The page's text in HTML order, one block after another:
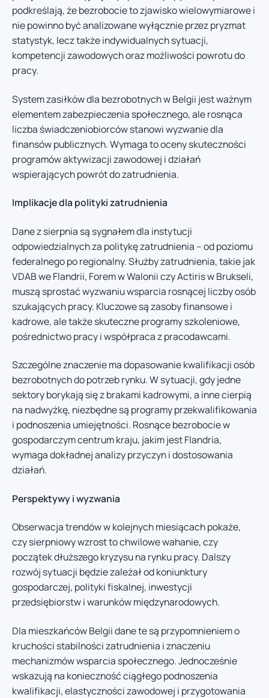
podkreślają, że bezrobocie to zjawisko wielowymiarowe i
nie powinno być analizowane wyłącznie przez pryzmat
statystyk, lecz także indywidualnych sytuacji,
kompetencji zawodowych oraz możliwości powrotu do
pracy.
System zasiłków dla bezrobotnych w Belgii jest ważnym
elementem zabezpieczenia społecznego, ale rosnąca
liczba świadczeniobiorców stanowi wyzwanie dla
finansów publicznych. Wymaga to oceny skuteczności
programów aktywizacji zawodowej i działań
wspierających powrót do zatrudnienia.
Implikacje dla polityki zatrudnienia
Dane z sierpnia są sygnałem dla instytucji
odpowiedzialnych za politykę zatrudnienia – od poziomu
federalnego po regionalny. Służby zatrudnienia, takie jak
VDAB we Flandrii, Forem w Walonii czy Actiris w Brukseli,
muszą sprostać wyzwaniu wsparcia rosnącej liczby osób
szukających pracy. Kluczowe są zasoby finansowe i
kadrowe, ale także skuteczne programy szkoleniowe,
pośrednictwo pracy i współpraca z pracodawcami.
Szczególne znaczenie ma dopasowanie kwalifikacji osób
bezrobotnych do potrzeb rynku. W sytuacji, gdy jedne
sektory borykają się z brakami kadrowymi, a inne cierpią
na nadwyżkę, niezbędne są programy przekwalifikowania
i podnoszenia umiejętności. Rosnące bezrobocie w
gospodarczym centrum kraju, jakim jest Flandria,
wymaga dokładnej analizy przyczyn i dostosowania
działań.
Perspektywy i wyzwania
Obserwacja trendów w kolejnych miesiącach pokaże,
czy sierpniowy wzrost to chwilowe wahanie, czy
początek dłuższego kryzysu na rynku pracy. Dalszy
rozwój sytuacji będzie zależał od koniunktury
gospodarczej, polityki fiskalnej, inwestycji
przedsiębiorstw i warunków międzynarodowych.
Dla mieszkańców Belgii dane te są przypomnieniem o
kruchości stabilności zatrudnienia i znaczeniu
mechanizmów wsparcia społecznego. Jednocześnie
wskazują na konieczność ciągłego podnoszenia
kwalifikacji, elastyczności zawodowej i przygotowania